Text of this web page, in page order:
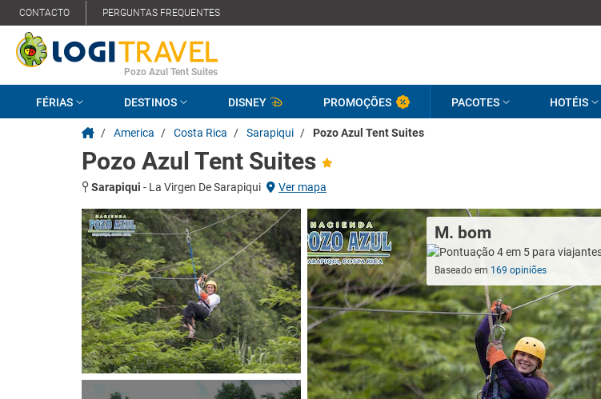
CONTACTO PERGUNTAS FREQUENTES
Pozo Azul Tent Suites
FÉRIAS DESTINOS DISNEY PROMOÇÕES PACOTES HOTÉIS
/ America / Costa Rica / Sarapiqui / Pozo Azul Tent Suites
Pozo Azul Tent Suites
Sarapiqui - La Virgen De Sarapiqui Ver mapa
M. bom
Baseado em 169 opiniões